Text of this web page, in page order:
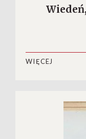
WIĘCEJ